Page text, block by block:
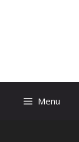
Menu